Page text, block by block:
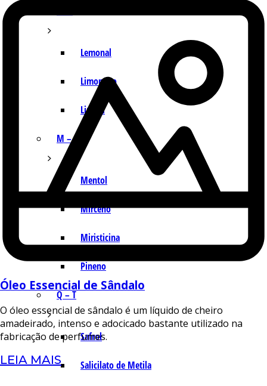
Lemonal
Limoneno
Linalol
M – P
Mentol
Mirceno
Miristicina
Pineno
Q – T
Safrol
Salicilato de Metila
Óleo Essencial de Sândalo
O óleo essencial de sândalo é um líquido de cheiro
amadeirado, intenso e adocicado bastante utilizado na
fabricação de perfumes.
LEIA MAIS